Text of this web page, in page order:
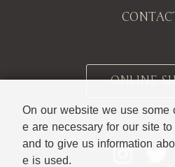
ONLINE
On our website we use some
e are necessary for our site
and to give us information
e is used.